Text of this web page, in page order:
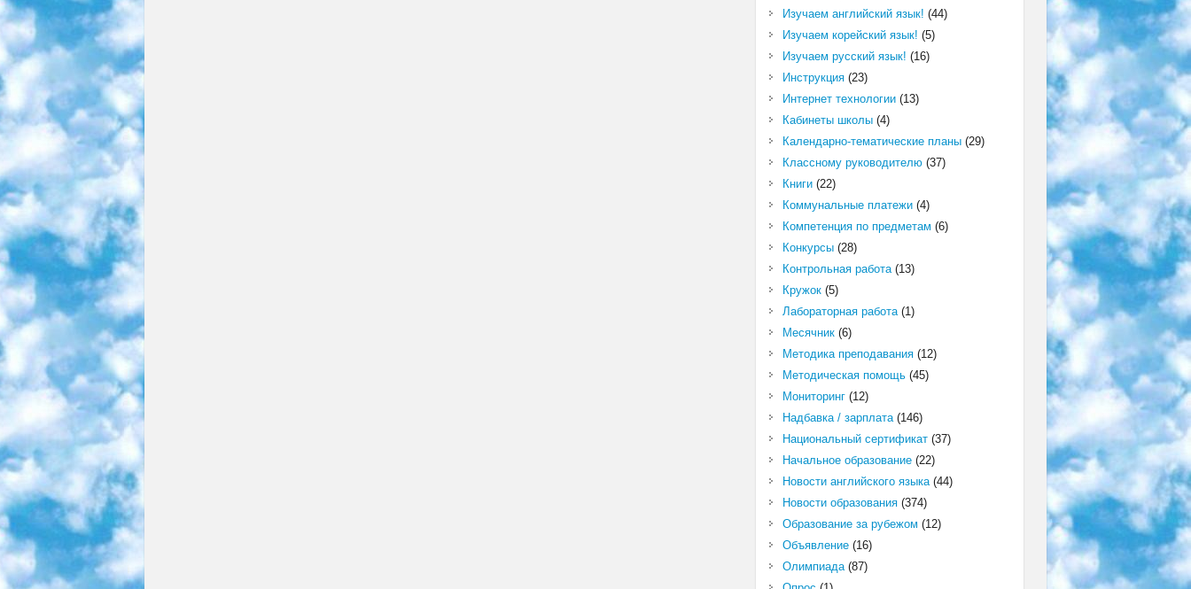
Изучаем английский язык! (44)
Изучаем корейский язык! (5)
Изучаем русский язык! (16)
Инструкция(23)
Интернет технологии(13)
Кабинеты школы(4)
Календарно-тематические планы(29)
Классному руководителю(37)
Книги(22)
Коммунальные платежи(4)
Компетенция по предметам (6)
Конкурсы(28)
Контрольная работа(13)
Кружок(5)
Лабораторная работа(1)
Месячник(6)
Методика преподавания(12)
Методическая помощь(45)
Мониторинг(12)
Надбавка / зарплата(146)
Национальный сертификат(37)
Начальное образование(22)
Новости английского языка(44)
Новости образования(374)
Образование за рубежом (12)
Объявление(16)
Олимпиада(87)